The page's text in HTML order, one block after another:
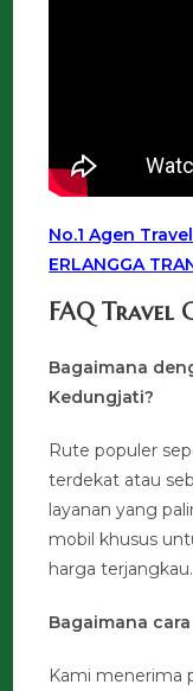
No.1 Agen
ERLANGGA
FAQ Travel
Bagaimana
Kedungjati?
Rute populer
terdekat atau
layanan yang
mobil khusus
harga terjangkau.
Bagaimana
Kami menerima